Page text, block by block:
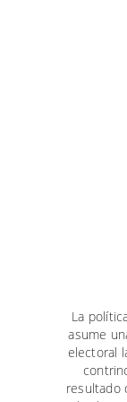
La
asume
electoral
resultado